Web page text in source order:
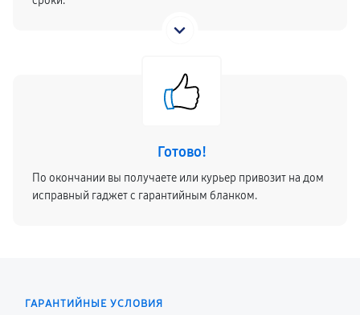
Готово!
По окончании вы получаете или курьер привозит на дом
исправный гаджет с гарантийным бланком.
ГАРАНТИЙНЫЕ УСЛОВИЯ